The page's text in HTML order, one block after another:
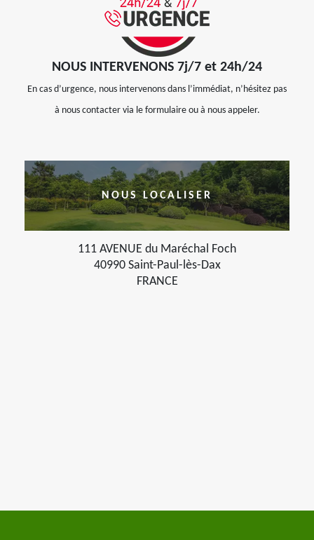
NOUS INTERVENONS 7j/7 et 24h/24
En cas d’urgence, nous intervenons dans l’immédiat, n’hésitez pas
à nous contacter via le formulaire ou à nous appeler.
NOUS LOCALISER
111 AVENUE du Maréchal Foch
40990 Saint-Paul-lès-Dax
FRANCE